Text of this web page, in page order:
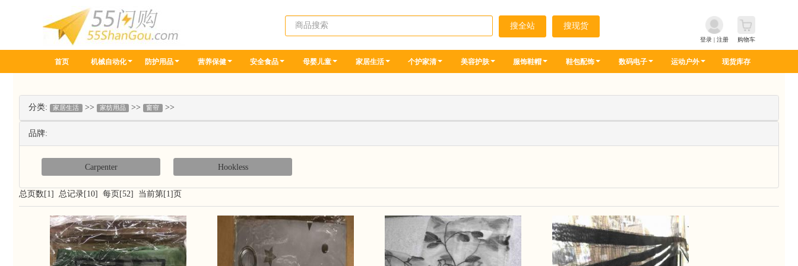
登录 | 注册 购物车
首页 机械自动化 防护用品 营养保健 安全食品 母婴儿童 家居生活 个护家清 美容护肤 服饰鞋帽 鞋包配饰 数码电子 运动户外 现货库存
分类: 家居生活 >> 家纺用品 >> 窗帘 >>
品牌:
Carpenter Hookless
总页数[1] 总记录[10] 每页[52] 当前第[1]页